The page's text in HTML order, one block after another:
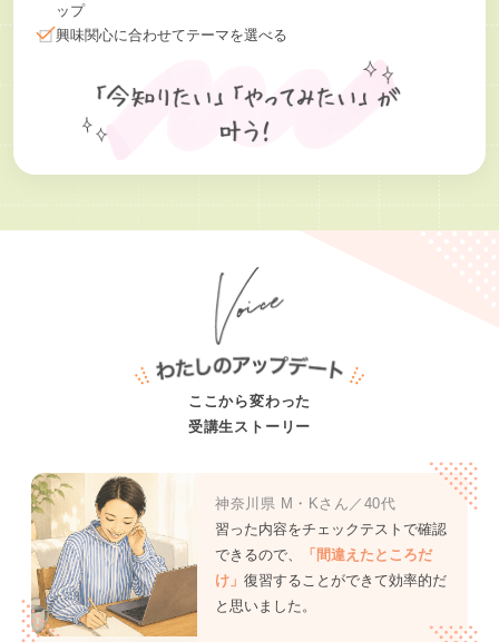
ップ
興味関心に合わせてテーマを選べる
ここから変わった
受講生ストーリー
神奈川県 M・Kさん／40代
習った内容をチェックテストで確認
できるので、
「間違えたところだ
け」 復習することができて効率的だ
と思いました。